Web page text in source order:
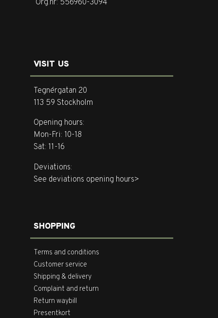
Org.nr: 556960-3094
VISIT US
Tegnérgatan 20
113 59 Stockholm
Opening hours:
Mon-Fri: 10-18
Sat: 11-16
Deviations:
See deviations opening hours>
SHOPPING
Terms and conditions
Customer service
Shipping & delivery
Complaint and return
Return waybill
Presentkort